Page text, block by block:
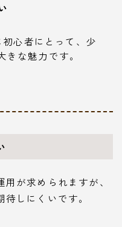
初心者にとって、少
な魅力です。
が求められますが、
しにくいです。